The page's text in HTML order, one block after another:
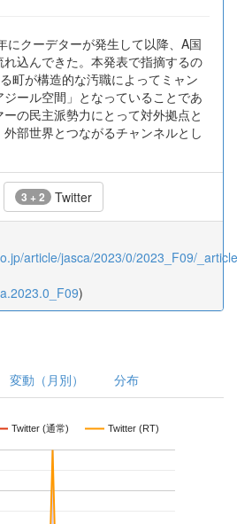
にクーデターが発生して以降、A国
込んできた。本発表で指摘するの
町が構造的な汚職によってミャン
ール空間」となっていることであ
の民主派勢力にとって対外拠点と
部世界とつながるチャンネルとし
3 + 2 Twitter
article/jasca/2023/0/2023_F09/
)
変動（月別） 分布
Twitter (通常) Twitter (RT)